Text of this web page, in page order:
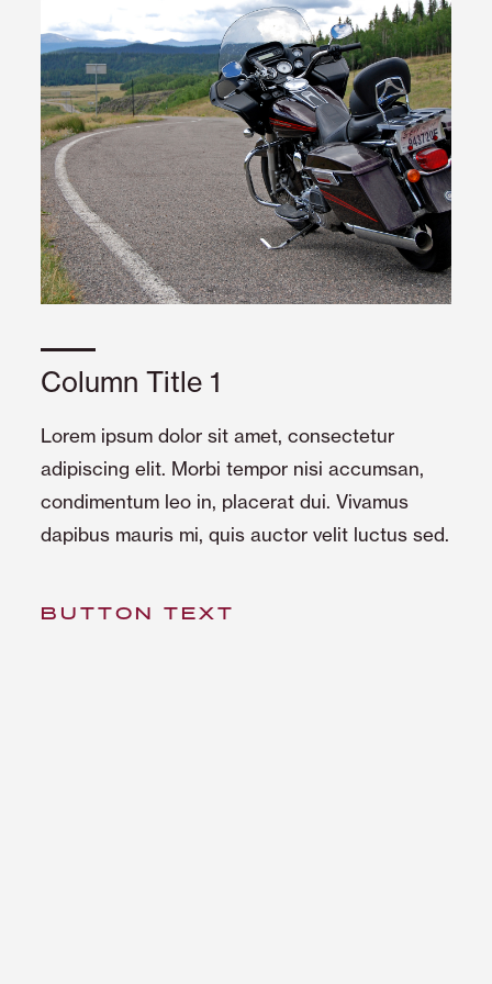
Column Title 1
Lorem ipsum dolor sit amet, consectetur
adipiscing elit. Morbi tempor nisi accumsan,
condimentum leo in, placerat dui. Vivamus
dapibus mauris mi, quis auctor velit luctus sed.
BUTTON TEXT